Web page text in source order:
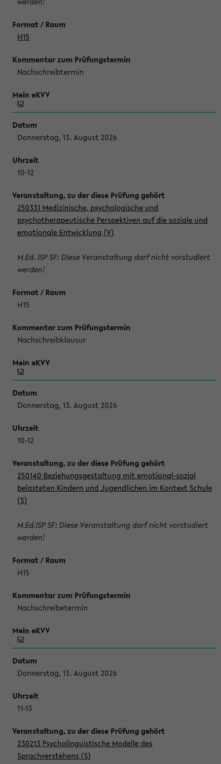
H15
Nachschreibtermin
Donnerstag, 13. August 2026
10-12
250331 Medizinische, psychologische und
psychotherapeutische Perspektiven auf die soziale und
emotionale Entwicklung (V)
M.Ed. ISP SF: Diese Veranstaltung darf nicht vorstudiert
werden!
H15
Nachschreibklausur
Donnerstag, 13. August 2026
10-12
250140 Beziehungsgestaltung mit emotional-sozial
belasteten Kindern und Jugendlichen im Kontext Schule
(S)
M.Ed.ISP SF: Diese Veranstaltung darf nicht vorstudiert
werden!
H15
Nachschreibetermin
Donnerstag, 13. August 2026
11-13
230213 Psycholinguistische Modelle des
Sprachverstehens (S)